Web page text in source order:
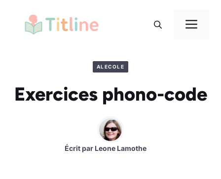
contenu
ALECOLE
Exercices phono-code
Écrit par Leone Lamothe